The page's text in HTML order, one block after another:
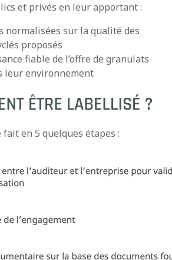
et privés en leur apportant :
normalisées sur la qualité des
proposés
fiable de l’offre de granulats
leur environnement
fait en 5 quelques étapes :